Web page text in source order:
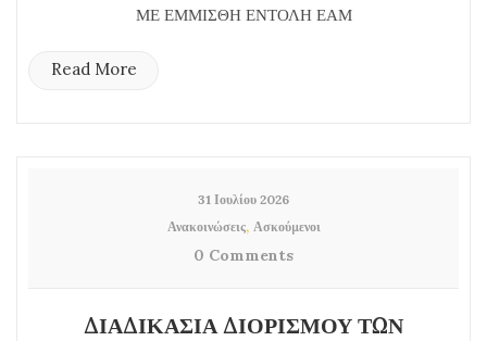
ΜΕ ΕΜΜΙΣΘΗ ΕΝΤΟΛΗ ΕΑΜ
Read More
31 Ιουλίου 2026
Ανακοινώσεις, Ασκούμενοι
0 Comments
ΔΙΑΔΙΚΑΣΙΑ ΔΙΟΡΙΣΜΟΥ ΤΩΝ